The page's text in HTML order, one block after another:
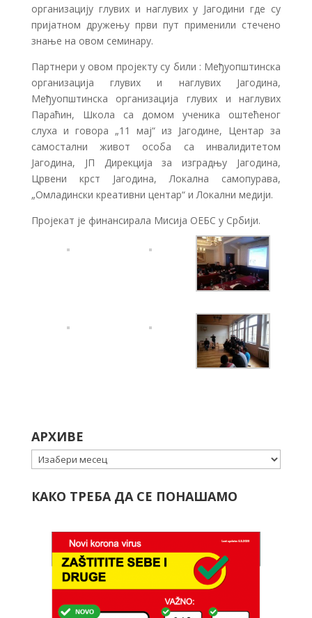
организацију глувих и наглувих у Јагодини где су
пријатном дружењу први пут применили стечено
знање на овом семинару.
Партнери у овом пројекту су били : Међуопштинска
организација глувих и наглувих Јагодина,
Mеђуопштинска организација глувих и наглувих
Параћин, Школа са домом ученика оштећеног
слуха и говора „11 мај“ из Јагодине, Центар за
самостални живот особа са инвалидитетом
Јагодина, ЈП Дирекција за изградњу Јагодина,
Црвени крст Јагодина, Локална самопурава,
„Омладински креативни центар“ и Локални медији.
Пројекат је финансирала Мисија ОЕБС у Србији.
АРХИВЕ
Архиве
КАКО ТРЕБА ДА СЕ ПОНАШАМО